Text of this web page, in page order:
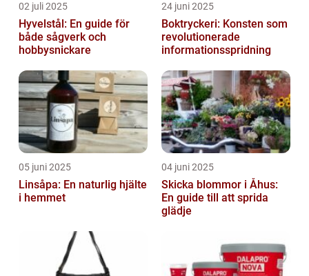
02 juli 2025
Hyvelstål: En guide för
både sågverk och
hobbysnickare
24 juni 2025
Boktryckeri: Konsten som
revolutionerade
informationsspridning
05 juni 2025
Linsåpa: En naturlig hjälte
i hemmet
04 juni 2025
Skicka blommor i Åhus:
En guide till att sprida
glädje